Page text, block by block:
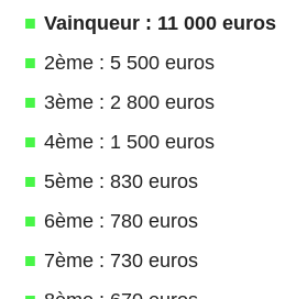
Vainqueur : 11 000 euros
2ème : 5 500 euros
3ème : 2 800 euros
4ème : 1 500 euros
5ème : 830 euros
6ème : 780 euros
7ème : 730 euros